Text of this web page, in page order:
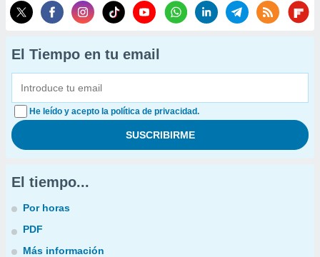
El Tiempo en tu email
He leído y acepto la política de privacidad.
El tiempo...
Por horas
PDF
Más información